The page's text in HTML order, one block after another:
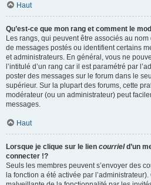
Haut
Qu’est-ce que mon rang et comment le
Les rangs, qui peuvent être associés au
de messages postés ou identifient certains
et administrateurs. En général, vous ne
l’intitulé d’un rang car il est paramétré par
poster des messages sur le forum dans le
supérieur. Sur la plupart des forums, cette
modérateur (ou un administrateur) peut
messages.
Haut
Lorsque je clique sur le lien courrield’un
connecter !?
Seuls les membres peuvent s’envoyer des
la fonction a été activée par